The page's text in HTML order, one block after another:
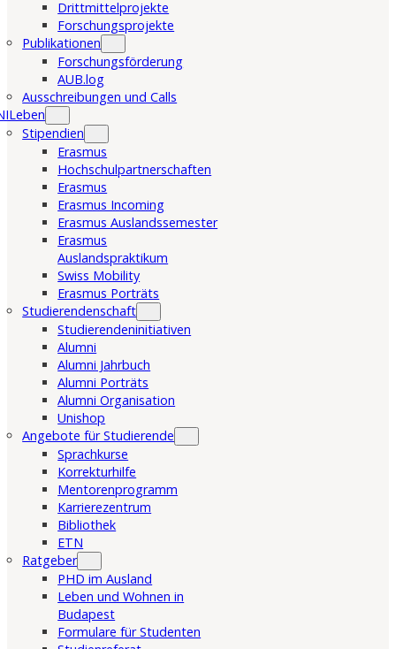
Drittmittelprojekte
Forschungsprojekte
Publikationen
Forschungsförderung
AUB.log
Ausschreibungen und Calls
Stipendien
Erasmus
Hochschulpartnerschaften
Erasmus
Erasmus Incoming
Erasmus Auslandssemester
Erasmus
Auslandspraktikum
Swiss Mobility
Erasmus Porträts
Studierendenschaft
Studierendeninitiativen
Alumni
Alumni Jahrbuch
Alumni Porträts
Alumni Organisation
Unishop
Angebote für Studierende
Sprachkurse
Korrekturhilfe
Mentorenprogramm
Karrierezentrum
Bibliothek
ETN
Ratgeber
PHD im Ausland
Leben und Wohnen in
Budapest
Formulare für Studenten